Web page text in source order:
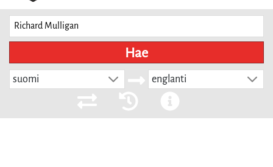
Hae
suomi englanti